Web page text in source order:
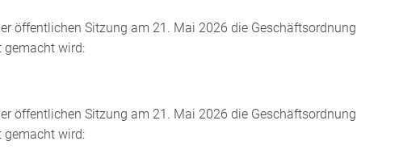
öffentlichen Sitzung am 21. Mai 2026 die Geschäftsordnung
gemacht wird:
öffentlichen Sitzung am 21. Mai 2026 die Geschäftsordnung
gemacht wird: